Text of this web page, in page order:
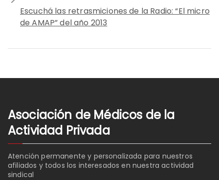
Escuchá las retrasmiciones de la Radio: “El micro
de AMAP” del año 2013
Asociación de Médicos de la
Actividad Privada
Atención permanente y personalizada para nuestros
afiliados y todos los interesados en nuestra actividad
sindical